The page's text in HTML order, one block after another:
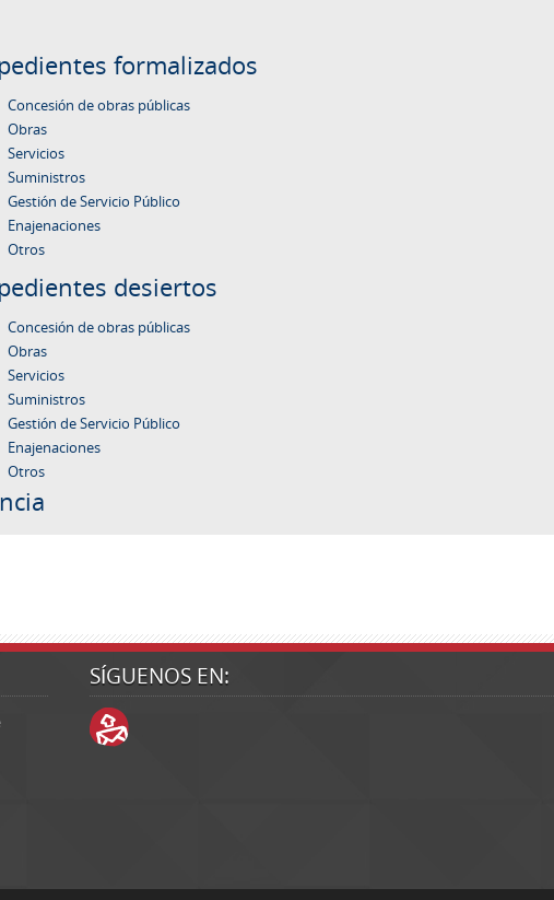
formalizados
Concesión de obras públicas
Obras
Servicios
Suministros
Gestión de Servicio Público
Enajenaciones
Otros
desiertos
Concesión de obras públicas
Obras
Servicios
Suministros
Gestión de Servicio Público
Enajenaciones
Otros
SÍGUENOS EN: